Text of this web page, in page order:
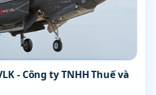
- Công ty TNHH Thuế và